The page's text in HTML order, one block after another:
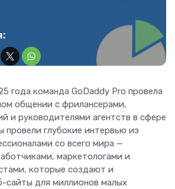
года команда GoDaddy Pro провела
общении с фрилансерами,
и руководителями агентств в сфере
провели глубокие интервью из
со всего мира —
маркетологами и
которые создают и
для миллионов малых